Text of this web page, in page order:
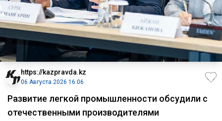
https://kazpravda.kz
06 Августа 2026 16:06
Развитие легкой промышленности обсудили с
отечественными производителями